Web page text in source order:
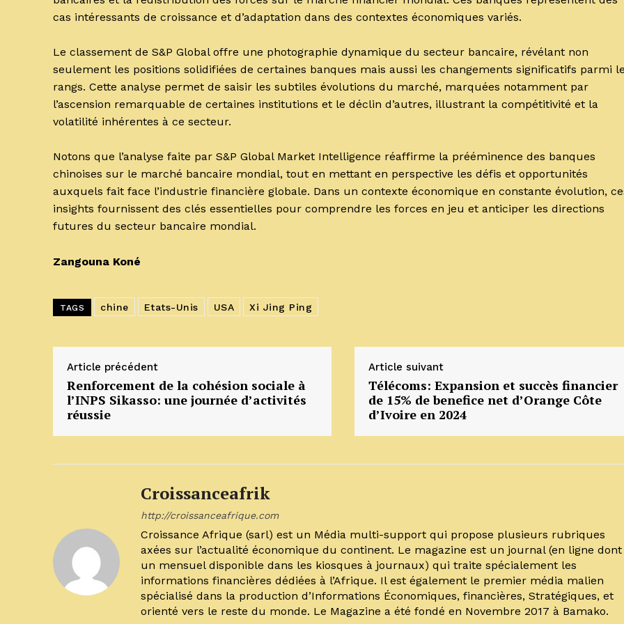
cas intéressants de croissance et d’adaptation dans des contextes économiques variés.
Le classement de S&P Global offre une photographie dynamique du secteur bancaire, révélant non
seulement les positions solidifiées de certaines banques mais aussi les changements significatifs parmi
rangs. Cette analyse permet de saisir les subtiles évolutions du marché, marquées notamment par
l’ascension remarquable de certaines institutions et le déclin d’autres, illustrant la compétitivité et la
volatilité inhérentes à ce secteur.
Notons que l’analyse faite par S&P Global Market Intelligence réaffirme la prééminence des banques
chinoises sur le marché bancaire mondial, tout en mettant en perspective les défis et opportunités
auxquels fait face l’industrie financière globale. Dans un contexte économique en constante évolution,
insights fournissent des clés essentielles pour comprendre les forces en jeu et anticiper les directions
futures du secteur bancaire mondial.
Zangouna Koné
TAGS chine Etats-Unis USA Xi Jing Ping
Article précédent
Renforcement de la cohésion sociale à
l’INPS Sikasso: une journée d’activités
réussie
Article suivant
Télécoms: Expansion et succès financier
de 15% de benefice net d’Orange Côte
d’Ivoire en 2024
Croissanceafrik
http://croissanceafrique.com
Croissance Afrique (sarl) est un Média multi-support qui propose plusieurs rubriques
axées sur l’actualité économique du continent. Le magazine est un journal (en ligne dont
un mensuel disponible dans les kiosques à journaux) qui traite spécialement les
informations financières dédiées à l’Afrique. Il est également le premier média malien
spécialisé dans la production d’Informations Économiques, financières, Stratégiques, et
orienté vers le reste du monde. Le Magazine a été fondé en Novembre 2017 à Bamako.